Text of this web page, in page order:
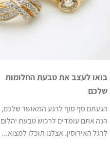
בואו לעצב את טבעת החלומות
שלכם
הגעתם סף סוף לרגע המאושר שלכם,
הנה אתם עומדים לרכוש טבעת יהלום
לרגל האירוסין. אצלנו תוכלו למצוא...